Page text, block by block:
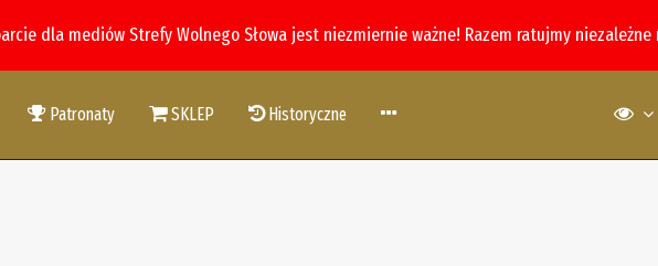
dla mediów Strefy Wolnego Słowa jest niezmiernie ważne! Razem ratujmy
Patronaty SKLEP Historyczne